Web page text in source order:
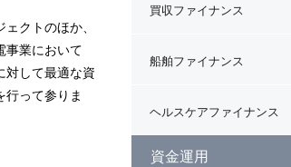
クトのほか、
事業において
対して最適な資
って参りま
買収ファイナンス
船舶ファイナンス
ヘルスケアファイナンス
資金運用